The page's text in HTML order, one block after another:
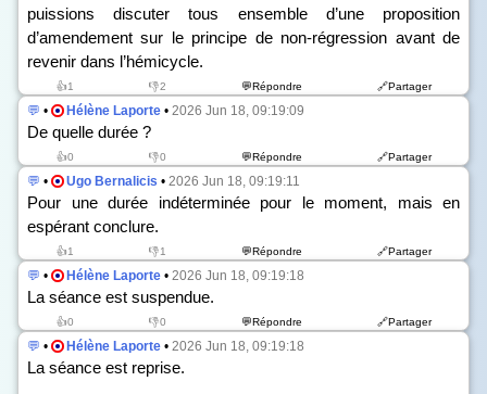
puissions discuter tous ensemble d’une proposition
d’amendement sur le principe de non-régression avant de
revenir dans l’hémicycle.
👍1 👎2 💬Répondre 🔗Partager
💬 • Hélène Laporte • 2026 Jun 18, 09:19:09
De quelle durée ?
👍0 👎0 💬Répondre 🔗Partager
💬 • Ugo Bernalicis • 2026 Jun 18, 09:19:11
Pour une durée indéterminée pour le moment, mais en
espérant conclure.
👍1 👎1 💬Répondre 🔗Partager
💬 • Hélène Laporte • 2026 Jun 18, 09:19:18
La séance est suspendue.
👍0 👎0 💬Répondre 🔗Partager
💬 • Hélène Laporte • 2026 Jun 18, 09:19:18
La séance est reprise.